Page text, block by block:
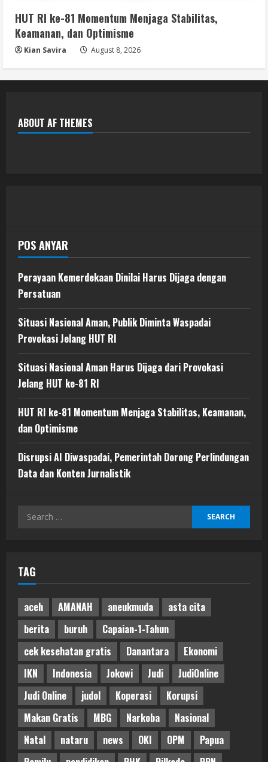
HUT RI ke-81 Momentum Menjaga Stabilitas,
Keamanan, dan Optimisme
Kian Savira August 8, 2026
ABOUT AF THEMES
POS ANYAR
Perayaan Kemerdekaan Dinilai Harus Dijaga dengan
Persatuan
Situasi Nasional Aman, Publik Diminta Waspadai
Provokasi Jelang HUT RI
Situasi Nasional Aman Harus Dijaga dari Provokasi
Jelang HUT ke-81 RI
HUT RI ke-81 Momentum Menjaga Stabilitas, Keamanan,
dan Optimisme
Disrupsi AI Diwaspadai, Pemerintah Dorong Perlindungan
Data dan Konten Jurnalistik
Search
TAG
aceh AMANAH aneukmuda
asta cita
berita
buruh
Capaian-1-Tahun
cek kesehatan gratis
Danantara
Ekonomi
IKN
Indonesia Jokowi Judi
JudiOnline
Judi Online
judol Koperasi
Korupsi
Makan Gratis
MBG Narkoba
Nasional
Natal
nataru news OKI OPM
Papua